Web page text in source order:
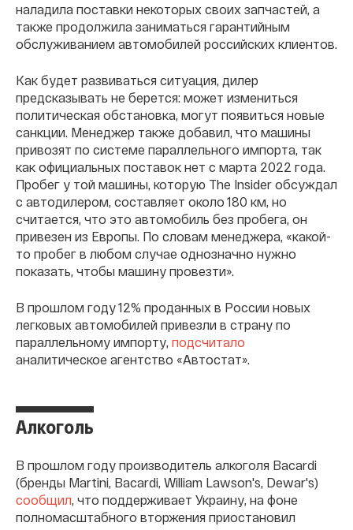
наладила поставки некоторых своих запчастей, а
также продолжила заниматься гарантийным
обслуживанием автомобилей российских клиентов.
Как будет развиваться ситуация, дилер
предсказывать не берется: может измениться
политическая обстановка, могут появиться новые
санкции. Менеджер также добавил, что машины
привозят по системе параллельного импорта, так
как официальных поставок нет с марта 2022 года.
Пробег у той машины, которую The Insider обсуждал
с автодилером, составляет около 180 км, но
считается, что это автомобиль без пробега, он
привезен из Европы. По словам менеджера, «какой-
то пробег в любом случае однозначно нужно
показать, чтобы машину провезти».
В прошлом году 12% проданных в России новых
легковых автомобилей привезли в страну по
параллельному импорту, подсчитало
аналитическое агентство «Автостат».
Алкоголь
В прошлом году производитель алкоголя Bacardi
(бренды Martini, Bacardi, William Lawson's, Dewar's)
сообщил, что поддерживает Украину, на фоне
полномасштабного вторжения приостановил